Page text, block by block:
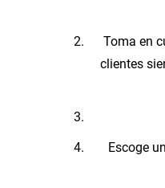
Toma en
clientes
Escoge